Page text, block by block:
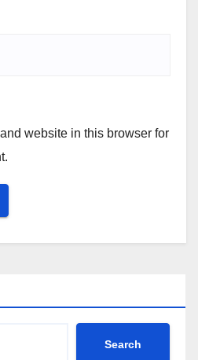
website in this browser for
Search